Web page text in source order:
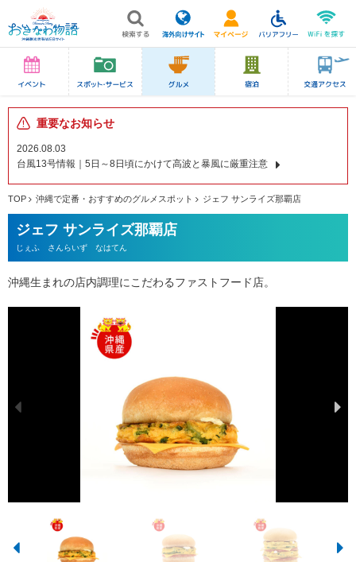
重要なお知らせ
2026.08.03
台風13号情報｜5日～8日頃にかけて高波と暴風に厳重注意
TOP 沖縄で定番・おすすめのグルメスポット ジェフ サンライズ那覇店
ジェフ サンライズ那覇店
じぇふ さんらいず なはてん
沖縄生まれの店内調理にこだわるファストフード店。